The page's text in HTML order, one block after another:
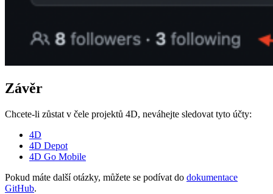
Závěr
Chcete-li zůstat v čele projektů 4D, neváhejte sledovat tyto účty:
4D
4D Depot
4D Go Mobile
Pokud máte další otázky, můžete se podívat do dokumentace
GitHub.